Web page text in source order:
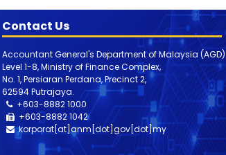
Contact Us
Accountant General's Department of Malaysia (AGD)
Level 1-8, Ministry of Finance Complex,
No. 1, Persiaran Perdana, Precinct 2,
62594 Putrajaya.
+603-8882 1000
+603-88821042
korporat[at]anm[dot]gov[dot]my